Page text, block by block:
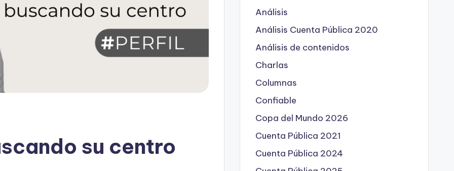
su centro
Análisis
Análisis Cuenta Pública 2020
Análisis de contenidos
Charlas
Columnas
Confiable
Copa del Mundo 2026
Cuenta Pública 2021
Cuenta Pública 2024